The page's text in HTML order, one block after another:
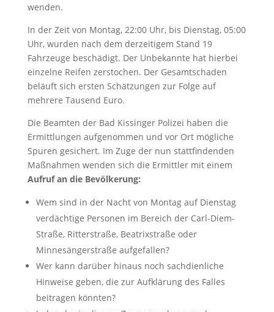
wenden.
In der Zeit von Montag, 22:00 Uhr, bis Dienstag, 05:00
Uhr, wurden nach dem derzeitigem Stand 19
Fahrzeuge beschädigt. Der Unbekannte hat hierbei
einzelne Reifen zerstochen. Der Gesamtschaden
beläuft sich ersten Schätzungen zur Folge auf
mehrere Tausend Euro.
Die Beamten der Bad Kissinger Polizei haben die
Ermittlungen aufgenommen und vor Ort mögliche
Spuren gesichert. Im Zuge der nun stattfindenden
Maßnahmen wenden sich die Ermittler mit einem
Aufruf an die Bevölkerung:
Wem sind in der Nacht von Montag auf Dienstag
verdächtige Personen im Bereich der Carl-Diem-
Straße, Ritterstraße, Beatrixstraße oder
Minnesängerstraße aufgefallen?
Wer kann darüber hinaus noch sachdienliche
Hinweise geben, die zur Aufklärung des Falles
beitragen könnten?